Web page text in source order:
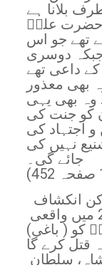
بلانا ہے
حضرت علیؓ
تھے جو اس
دوسری
داعی تھے
بھی معذور
وہ بھی یہی
کو جنت کی
اجتہاد کی
نہیں کی
جائے گی۔
کو ( باغی)